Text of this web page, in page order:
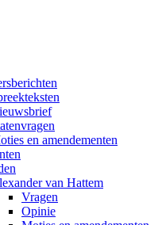
en amendementen
van Hattem
Vragen
Opinie